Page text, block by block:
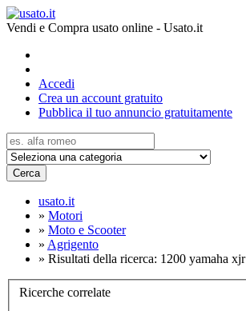
Vendi e Compra usato online - Usato.it
Accedi
Crea un account gratuito
Pubblica il tuo annuncio gratuitamente
Cerca
usato.it
» Motori
» Moto e Scooter
» Agrigento
» Risultati della ricerca: 1200 yamaha xjr
Ricerche correlate